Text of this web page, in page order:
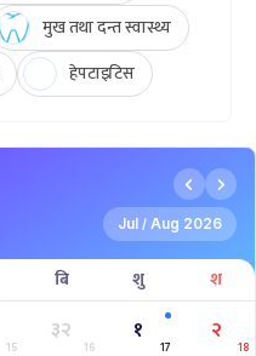
मुख तथा दन्त स्वास्थ्य
हेपटाइटिस
Jul / Aug 2026
बि शु श
15
३२
16
१
17
२
18